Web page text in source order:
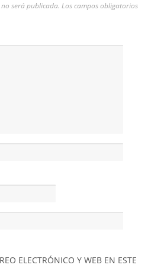
será publicada. Los campos obligatorios
ELECTRÓNICO Y WEB EN ESTE